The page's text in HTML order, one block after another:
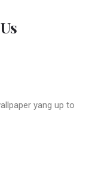
yang up to